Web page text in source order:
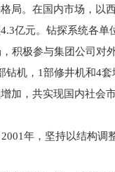
局。在国内市场，以
亿元。钻探系统各
积极参与集团公司对
钻机，1部修井机和4
加，共实现国内社会
年，坚持以结构调